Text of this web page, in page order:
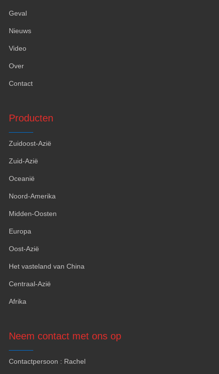
Geval
Nieuws
Video
Over
Contact
Producten
Zuidoost-Azië
Zuid-Azië
Oceanië
Noord-Amerika
Midden-Oosten
Europa
Oost-Azië
Het vasteland van China
Centraal-Azië
Afrika
Neem contact met ons op
Contactpersoon : Rachel